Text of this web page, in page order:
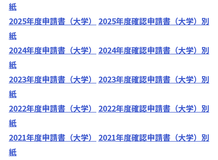
紙
2025年度申請書（大学）
2025年度確認申請書（大学）別
紙
2024年度申請書（大学）
2024年度確認申請書（大学）別
紙
2023年度申請書（大学）
2023年度確認申請書（大学）別
紙
2022年度申請書（大学）
2022年度確認申請書（大学）別
紙
2021年度申請書（大学）
2021年度確認申請書（大学）別
紙